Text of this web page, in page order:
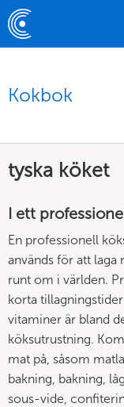
Kokbok
tyska köket
I ett
En professionell
används för att
runt om i världen.
korta
vitaminer är bland
köksutrustning.
mat på, såsom
bakning, bakning,
sous-vide,